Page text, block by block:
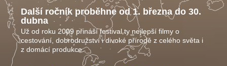
Další ročník proběhne od 1. března do 30.
dubna
Už od roku 2009 přináší festival ty nejlepší filmy o
cestování, dobrodružství i divoké přírodě z celého světa i
z domácí produkce.